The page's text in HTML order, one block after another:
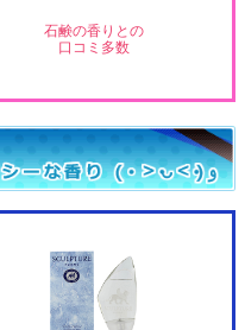
石鹸の香りとの
口コミ多数